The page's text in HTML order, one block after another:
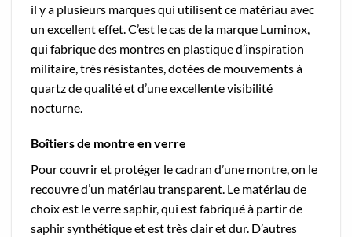
il y a plusieurs marques qui utilisent ce matériau avec
un excellent effet. C’est le cas de la marque Luminox,
qui fabrique des montres en plastique d’inspiration
militaire, très résistantes, dotées de mouvements à
quartz de qualité et d’une excellente visibilité
nocturne.
Boîtiers de montre en verre
Pour couvrir et protéger le cadran d’une montre, on le
recouvre d’un matériau transparent. Le matériau de
choix est le verre saphir, qui est fabriqué à partir de
saphir synthétique et est très clair et dur. D’autres